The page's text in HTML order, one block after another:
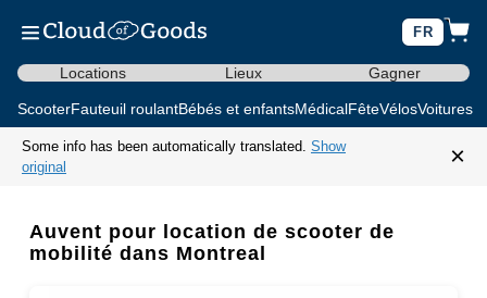
FR
Locations Lieux Gagner
ScooterFauteuil roulantBébés et enfantsMédicalFêteVélosVoitures
Some info has been automatically translated. Show
original
×
Auvent pour location de scooter de
mobilité dans Montreal